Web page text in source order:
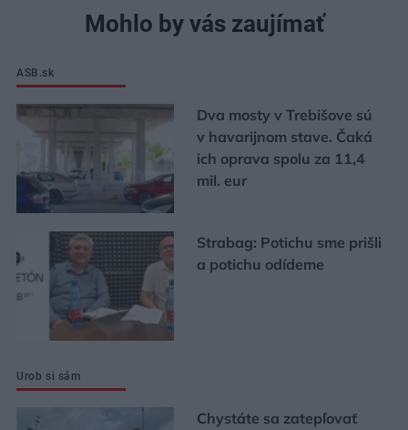
Mohlo by vás zaujímať
ASB.sk
Dva mosty v Trebišove sú
v havarijnom stave. Čaká
ich oprava spolu za 11,4
mil. eur
Strabag: Potichu sme prišli
a potichu odídeme
Urob si sám
Chystáte sa zatepľovať